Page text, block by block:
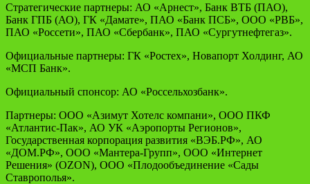
Стратегические партнеры: АО «Арнест», Банк ВТБ (ПАО),
Банк ГПБ (АО), ГК «Дамате», ПАО «Банк ПСБ», ООО «РВБ»,
ПАО «Россети», ПАО «Сбербанк», ПАО «Сургутнефтегаз».
Официальные партнеры: ГК «Ростех», Новапорт Холдинг, АО
«МСП Банк».
Официальный спонсор: АО «Россельхозбанк».
Партнеры: ООО «Азимут Хотелс компани», ООО ПКФ
«Атлантис-Пак», АО УК «Аэропорты Регионов»,
Государственная корпорация развития «ВЭБ.РФ», АО
«ДОМ.РФ», ООО «Мантера-Групп», ООО «Интернет
Решения» (OZON), ООО «Плодообъединение «Сады
Ставрополья».